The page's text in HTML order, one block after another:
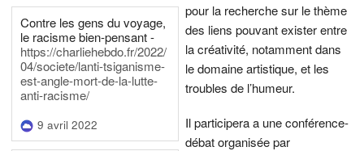
Contre les gens du voyage,
le racisme bien-pensant -
https://charliehebdo.fr/2022/
04/societe/lanti-tsiganisme-
est-angle-mort-de-la-lutte-
anti-racisme/
9 avril 2022
pour la recherche sur le thème
des liens pouvant exister entre
la créativité, notamment dans
le domaine artistique, et les
troubles de l’humeur.
Il participera a une conférence-
débat organisée par